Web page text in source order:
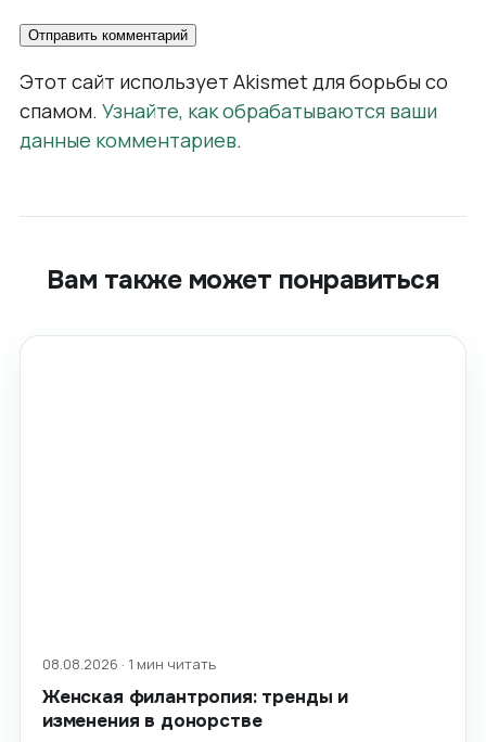
Этот сайт использует Akismet для борьбы со
спамом. Узнайте, как обрабатываются ваши
данные комментариев.
Вам также может понравиться
08.08.2026 · 1 мин читать
Женская филантропия: тренды и
изменения в донорстве